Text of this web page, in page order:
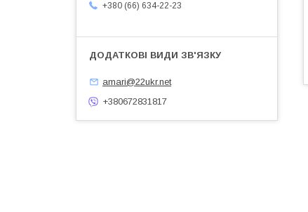
+380 (66) 634-22-23
amari@22ukr.net
+380672831817